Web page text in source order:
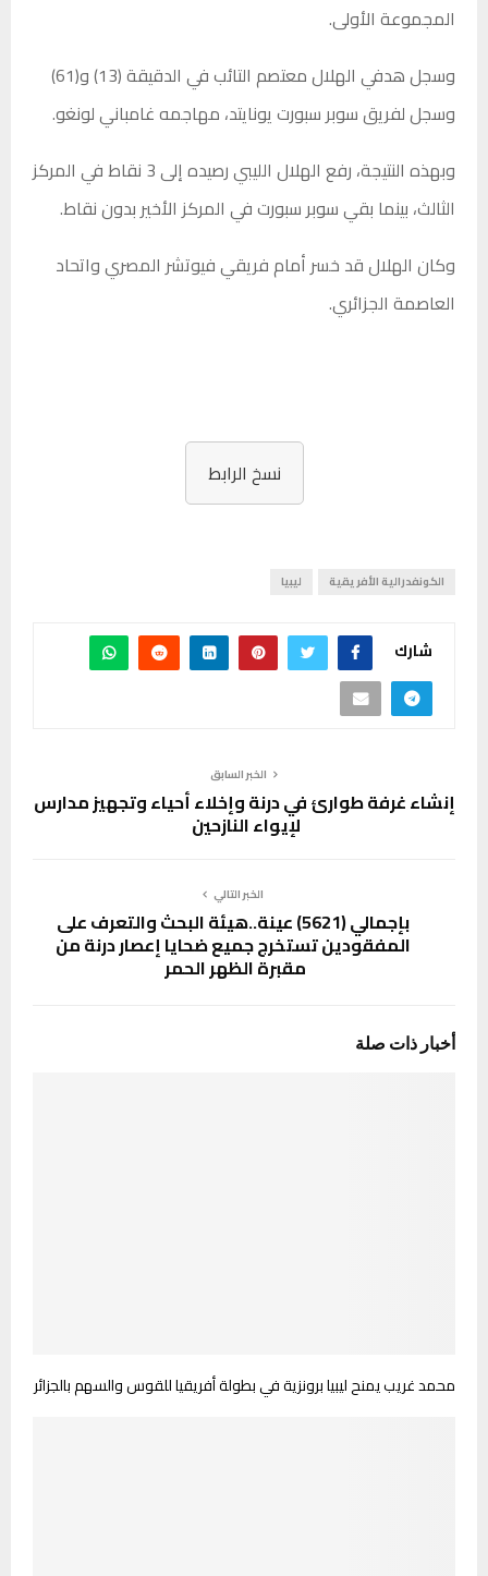
المجموعة الأولى.
وسجل هدفي الهلال معتصم التائب في الدقيقة (13) و(61)
وسجللفريق سوبر سبورت يونايتد، مهاجمه غامباني لونغو.
وبهذه النتيجة، رفع الهلال الليبي رصيده إلى 3 نقاط في المركز
الثالث، بينما بقي سوبر سبورت في المركز الأخير بدون نقاط.
وكان الهلال قد خسر أمام فريقي فيوتشر المصري واتحاد
العاصمة الجزائري.
نسخ الرابط
الكونفدرالية الأفريقية ليبيا
شارك
الخبر السابق
إنشاء غرفة طوارئ في درنة وإخلاء أحياء وتجهيز مدارس
لإيواء النازحين
الخبر التالي
بإجمالي (5621) عينة..هيئة البحث والتعرف على
المفقودين تستخرج جميع ضحايا إعصار درنة من
مقبرة الظهر الحمر
أخبار ذات صلة
محمد غريب يمنح ليبيا برونزية في بطولة أفريقيا للقوس والسهم بالجزائر